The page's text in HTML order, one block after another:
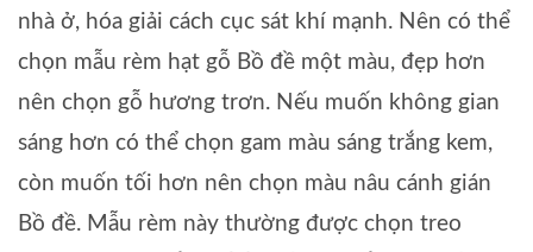
nhà ở, hóa giải cách cục sát khí mạnh. Nên có thể
chọn mẫu rèm hạt gỗ Bồ đề một màu, đẹp hơn
nên chọn gỗ hương trơn. Nếu muốn không gian
sáng hơn có thể chọn gam màu sáng trắng kem,
còn muốn tối hơn nên chọn màu nâu cánh gián
Bồ đề. Mẫu rèm này thường được chọn treo